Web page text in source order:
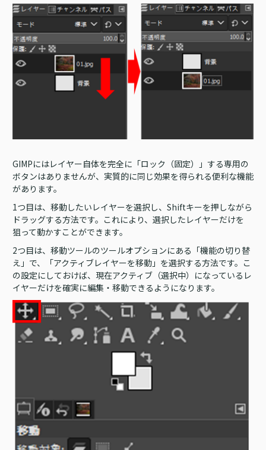
GIMPにはレイヤー自体を完全に「ロック（固定）」する専用の
ボタンはありませんが、実質的に同じ効果を得られる便利な機能
があります。
1つ目は、移動したいレイヤーを選択し、Shiftキーを押しながら
ドラッグする方法です。これにより、選択したレイヤーだけを
狙って動かすことができます。
2つ目は、移動ツールのツールオプションにある「機能の切り替
え」で、「アクティブレイヤーを移動」を選択する方法です。こ
の設定にしておけば、現在アクティブ（選択中）になっているレ
イヤーだけを確実に編集・移動できるようになります。